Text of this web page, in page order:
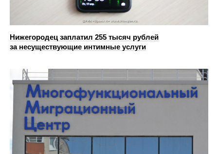
Нижегородец заплатил 255 тысяч рублей
за несуществующие интимные услуги